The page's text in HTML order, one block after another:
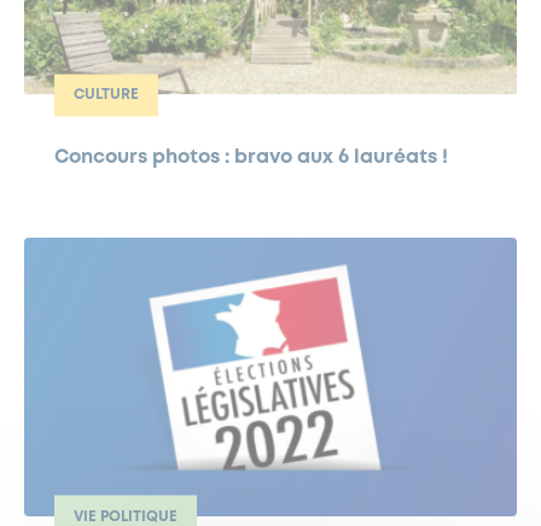
CULTURE
Concours photos : bravo aux 6 lauréats !
VIE POLITIQUE